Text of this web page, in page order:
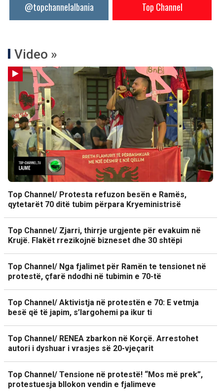
@topchannelalbania Top Channel
Video »
Top Channel/ Protesta refuzon besën e Ramës,
qytetarët 70 ditë tubim përpara Kryeministrisë
Top Channel/ Zjarri, thirrje urgjente për evakuim në
Krujë. Flakët rrezikojnë bizneset dhe 30 shtëpi
Top Channel/ Nga fjalimet për Ramën te tensionet në
protestë, çfarë ndodhi në tubimin e 70-të
Top Channel/ Aktivistja në protestën e 70: E vetmja
besë që të japim, s’largohemi pa ikur ti
Top Channel/ RENEA zbarkon në Korçë. Arrestohet
autori i dyshuar i vrasjes së 20-vjeçarit
Top Channel/ Tensione në protestë! “Mos më prek”,
protestuesja bllokon vendin e fjalimeve